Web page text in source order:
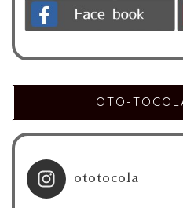
OTO-
ototocola